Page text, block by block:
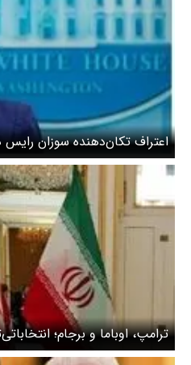
اعتراف تکان‌دهنده سوزان رایس
ترامپ، اوباما و برجام؛
ایران در تاریخ!